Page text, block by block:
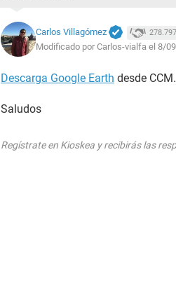
Carlos Villagómez 278.797
Modificado por Carlos-vialfa el 8/
Descarga Google Earth desde CCM.
Saludos
Regístrate en Kioskea y recibirás las